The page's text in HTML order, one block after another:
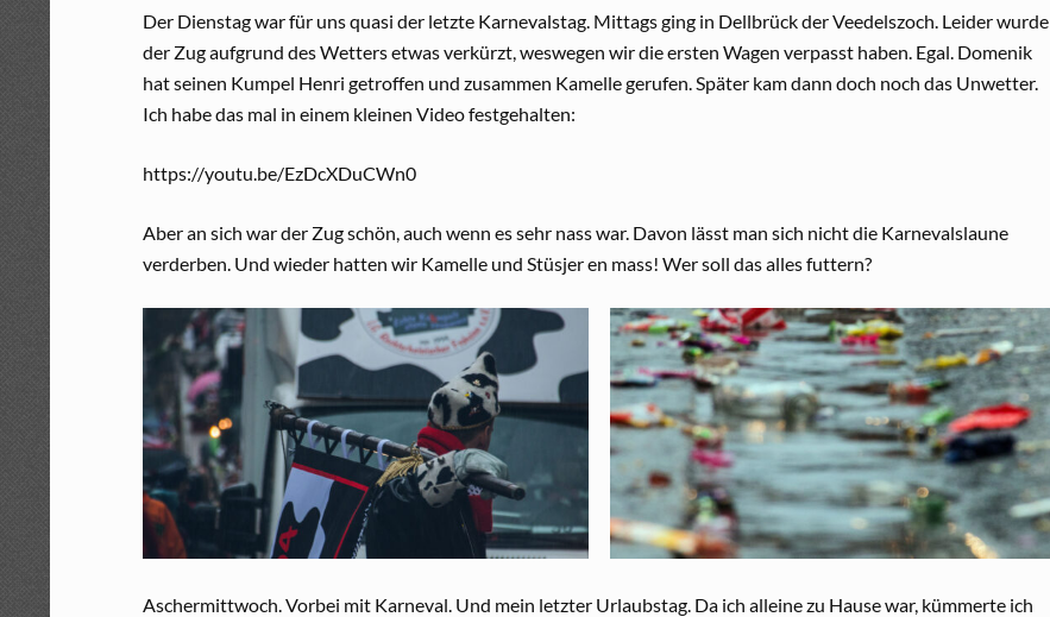
Der Dienstag war für uns quasi der letzte Karnevalstag. Mittags ging in Dellbrück der Veedelszoch. Leider wurde
der Zug aufgrund des Wetters etwas verkürzt, weswegen wir die ersten Wagen verpasst haben. Egal. Domenik
hat seinen Kumpel Henri getroffen und zusammen Kamelle gerufen. Später kam dann doch noch das Unwetter.
Ich habe das mal in einem kleinen Video festgehalten:
https://youtu.be/EzDcXDuCWn0
Aber an sich war der Zug schön, auch wenn es sehr nass war. Davon lässt man sich nicht die Karnevalslaune
verderben. Und wieder hatten wir Kamelle und Stüsjer en mass! Wer soll das alles futtern?
Aschermittwoch. Vorbei mit Karneval. Und mein letzter Urlaubstag. Da ich alleine zu Hause war, kümmerte ich